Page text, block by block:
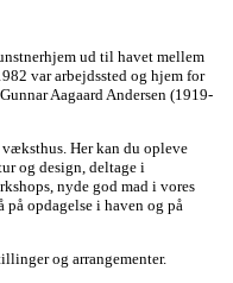
ud til havet mellem
var arbejdssted og hjem for
Aagaard Andersen (1919-
Her kan du opleve
og design, deltage i
nyde god mad i vores
på opdagelse i haven og på
og arrangementer.